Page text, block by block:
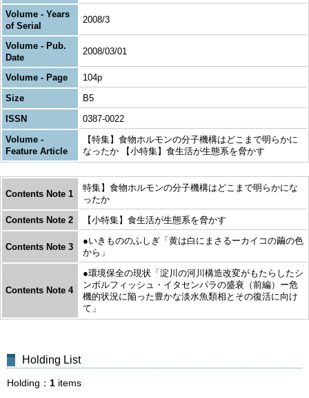
Volume - Years
of Serial
2008/3
Volume - Pub.
Date
2008/03/01
Volume - Page
104p
Size
B5
ISSN
0387-0022
Volume -
Feature Article
【特集】食物ホルモンの分子機構はどこまで明らかに
なったか 【小特集】食生活が生態系を脅かす
Contents Note 1
特集】食物ホルモンの分子機構はどこまで明らかにな
ったか
Contents Note 2
【小特集】食生活が生態系を脅かす
Contents Note 3
●いきもののふしぎ「黄は白にまさるーカイコの繭の色
から」
Contents Note 4
●環境保全の現状「淀川の河川構造改変がもたらしたシ
ンボルフィッシュ・イタセンパラの盛衰（前編）ー危
機的状況に陥った豊かな淡水魚類相とその復活に向け
て」
Holding List
Holding 1 items